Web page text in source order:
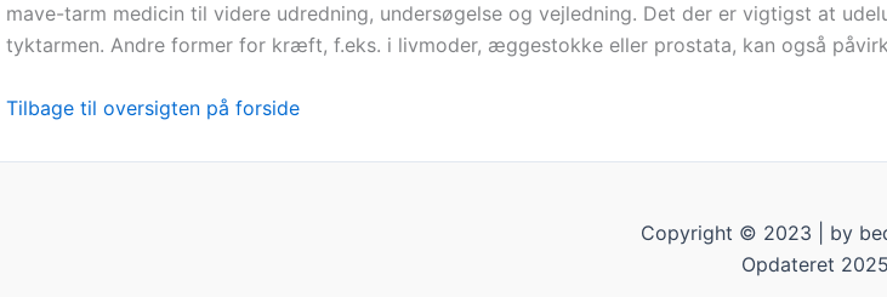
mave-tarm medicin til videre udredning, undersøgelse og vejledning. Det der er vigtigst at
tyktarmen. Andre former for kræft, f.eks. i livmoder, æggestokke eller prostata, kan også
Tilbage til oversigten på forside
Copyright © 2023 | by
Opdateret 2025